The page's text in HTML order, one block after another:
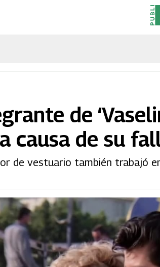
de
causa de su
de vestuario también trabajó en